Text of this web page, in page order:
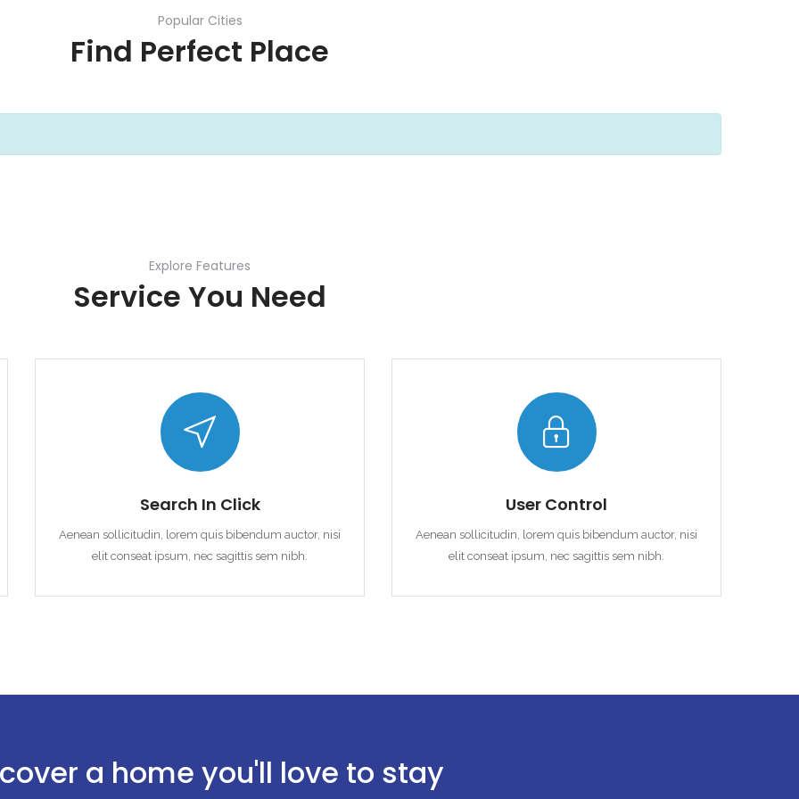
Popular Cities
Find Perfect Place
Explore Features
Service You Need
Search In Click
Aenean sollicitudin, lorem quis bibendum auctor, nisi
elit conseat ipsum, nec sagittis sem nibh.
User Control
Aenean sollicitudin, lorem quis bibendum auctor, nisi
elit conseat ipsum, nec sagittis sem nibh.
a home you'll love to stay